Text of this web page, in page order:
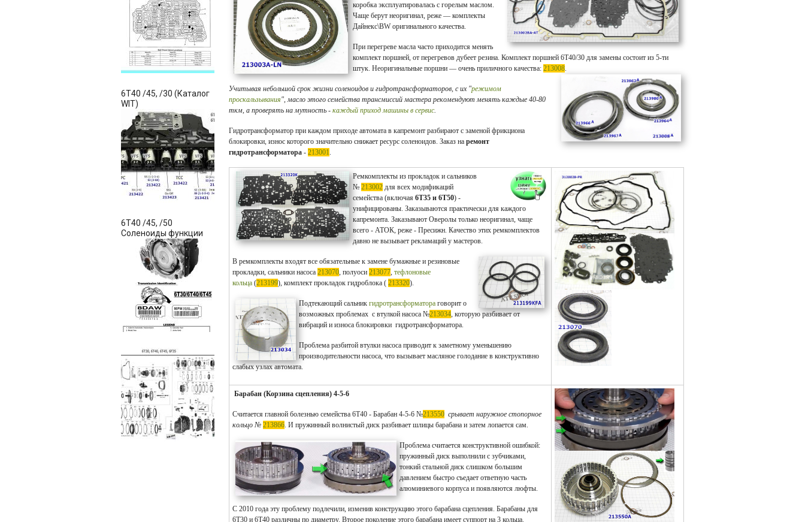
6T40 /45, /30 (Каталог
WIT)
6T40 /45, /50
Соленоиды функции
коробка эксплуатировалась с горелым маслом.
Чаще берут неоригинал, реже — комплекты
Дайнекс\BW оригинального качества.
При перегреве масла часто приходится менять
комплект поршней, от перегревов дубеет резина. Комплект поршней 6T40/30 для замены состоит из 5-ти
штук. Неоригинальные поршни — очень приличного качества: 213008.
Учитывая небольшой срок жизни соленоидов и гидротрансформаторов, с их "режимом
проскальзывания", масло этого семейства трансмиссий мастера рекомендуют менять каждые 40-80
ткм, а проверять на мутность - каждый приход машины в сервис.
Гидротрансформатор при каждом приходе автомата в капремонт разбирают с заменой фрикциона
блокировки, износ которого значительно снижает ресурс соленоидов. Заказ на ремонт
гидротрансформатора - 213001.
Ремкомплекты из прокладок и сальников
№ 213002 для всех модификаций
семейства (включая 6T35 и 6T50) -
унифицированы. Заказываются практически для каждого
капремонта. Заказывают Оверолы только неоригинал, чаще
всего - АТОК, реже - Пресижн. Качество этих ремкомплектов
давно не вызывает рекламаций у мастеров.
В ремкомплекты входят все обязательные к замене бумажные и резиновые
прокладки, сальники насоса 213070, полуоси 213077, тефлоновые
кольца (213199), комплект прокладок гидроблока ( 213320).
Подтекающий сальник гидротрансформатора говорит о
возможных проблемах с втулкой насоса №213034, которую разбивает от
вибраций и износа блокировки гидротрансформатора.
Проблема разбитой втулки насоса приводит к заметному уменьшению
производительности насоса, что вызывает масляное голодание в конструктивно
слабых узлах автомата.
Барабан (Корзина сцепления) 4-5-6
Считается главной болезнью семейства 6T40 - Барабан 4-5-6 №213550 срывает наружное стопорное
кольцо № 213866. И пружинный волнистый диск разбивает шлицы барабана и затем лопается сам.
Проблема считается конструктивной ошибкой:
пружинный диск выполнили с зубчиками,
тонкий стальной диск слишком большим
давлением быстро съедает ответную часть
алюминиевого корпуса и появляются люфты.
C 2010 года эту проблему подлечили, изменив конструкцию этого барабана сцепления. Барабаны для
6T30 и 6T40 различны по диаметру. Второе поколение этого барабана имеет суппорт на 3 кольца.